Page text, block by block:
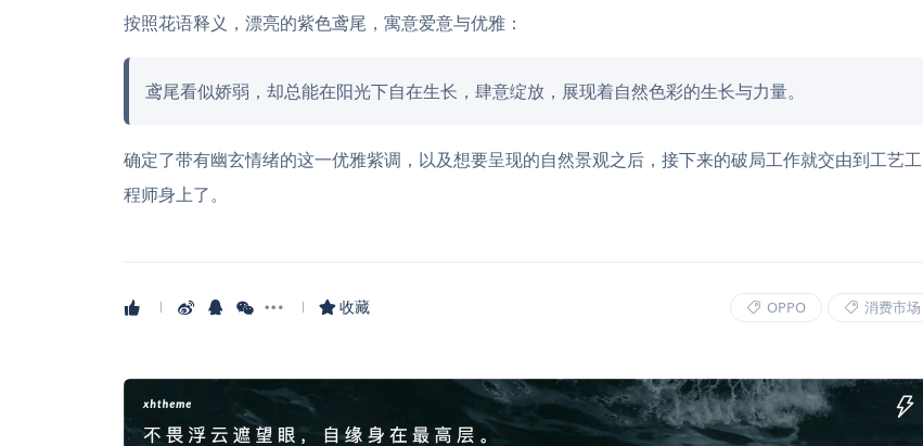
按照花语释义，漂亮的紫色鸢尾，寓意爱意与优雅：
鸢尾看似娇弱，却总能在阳光下自在生长，肆意绽放，展现着自然色彩的生长与力量。
确定了带有幽玄情绪的这一优雅紫调，以及想要呈现的自然景观之后，接下来的破局工作就交由到工艺工
程师身上了。
收藏 OPPO 消费市场